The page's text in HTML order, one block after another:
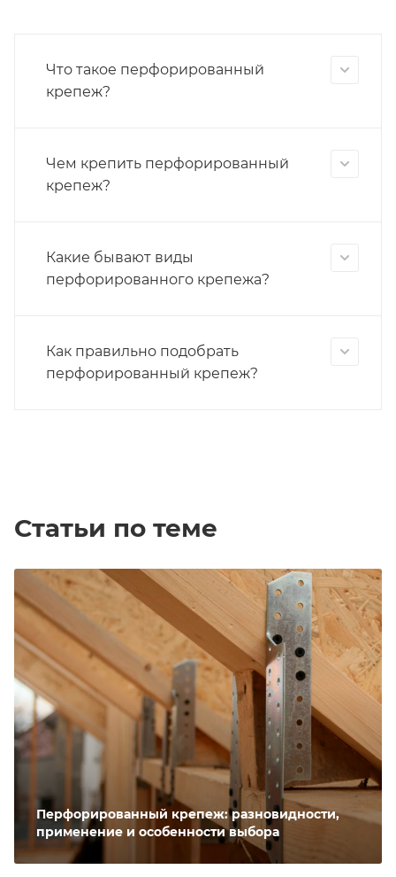
Что такое перфорированный
крепеж?
Чем крепить перфорированный
крепеж?
Какие бывают виды
перфорированного крепежа?
Как правильно подобрать
перфорированный крепеж?
Статьи по теме
Перфорированный крепеж: разновидности,
применение и особенности выбора